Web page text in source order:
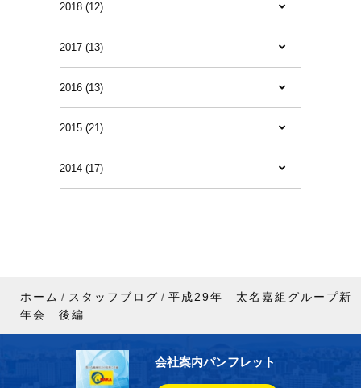
2018 (12)
2017 (13)
2016 (13)
2015 (21)
2014 (17)
ホーム スタッフブログ
平成29年 太名嘉組グループ新
年会 後編
会社案内パンフレット